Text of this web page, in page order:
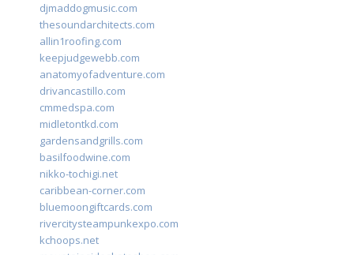
djmaddogmusic.com
thesoundarchitects.com
allin1roofing.com
keepjudgewebb.com
anatomyofadventure.com
drivancastillo.com
cmmedspa.com
midletontkd.com
gardensandgrills.com
basilfoodwine.com
nikko-tochigi.net
caribbean-corner.com
bluemoongiftcards.com
rivercitysteampunkexpo.com
kchoops.net